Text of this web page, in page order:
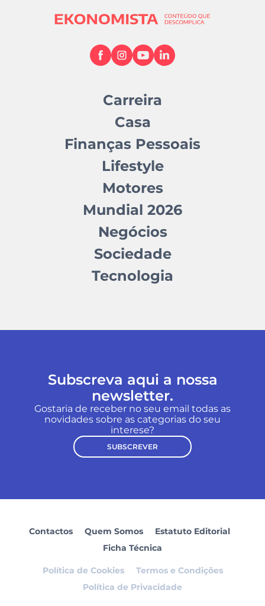
Carreira
Casa
Finanças Pessoais
Lifestyle
Motores
Mundial 2026
Negócios
Sociedade
Tecnologia
Subscreva aqui a nossa
newsletter.
Gostaria de receber no seu email todas as
novidades sobre as categorias do seu
interese?
SUBSCREVER
Contactos Quem Somos
Estatuto Editorial
Ficha Técnica
Política de Cookies
Termos e Condições
Política de Privacidade